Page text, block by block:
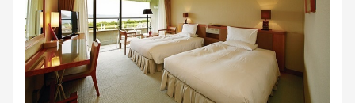
食事中は担当ソムリエが、
・ワインの特徴
・産地や品種について
・生産者のこだわり
・料理とのマリアージュ
をわかりやすくご紹介いたします。
ワイン初心者の方はもちろん、ワイン愛好家のお客様にも御安心
して楽しめるよう、お好みに合わせたご案内をいたします。